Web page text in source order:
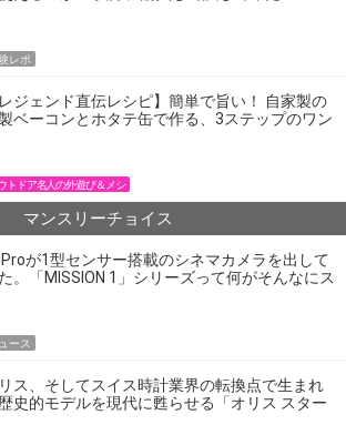
レポ
レジェンド直伝レシピ】簡単で旨い！ 自家製の
ベーコンとホタテ缶で作る、3ステップのワン
トドア名人の外遊び＆メシ
マンスリーチョイス
が1型センサー搭載のシネマカメラを出して
。「MISSION 1」シリーズって何がそんなにス
ース
ス、そしてスイス時計業界の転換点で生まれ
史的モデルを現代に甦らせる「オリス スター